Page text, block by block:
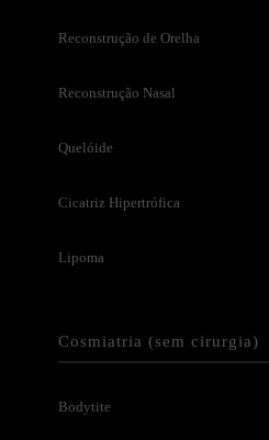
Reconstrução de Orelha
Reconstrução Nasal
Quelóide
Cicatriz Hipertrófica
Lipoma
Cosmiatria (sem cirurgia)
Bodytite